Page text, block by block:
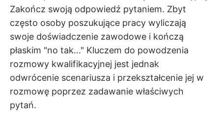
Zakończ swoją odpowiedź pytaniem. Zbyt
często osoby poszukujące pracy wyliczają
swoje doświadczenie zawodowe i kończą
płaskim "no tak..." Kluczem do powodzenia
rozmowy kwalifikacyjnej jest jednak
odwrócenie scenariusza i przekształcenie jej w
rozmowę poprzez zadawanie właściwych
pytań.